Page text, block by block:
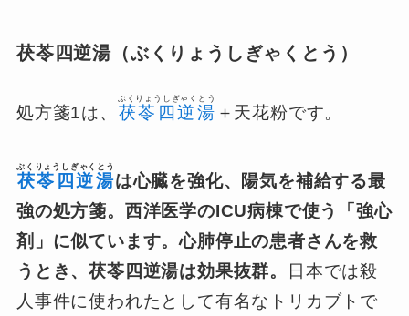
茯苓四逆湯（ぶくりょうしぎゃくとう）
処方箋1は、 茯苓四逆湯
ぶくりょうしぎゃくとう
＋天花粉です。
茯苓四逆湯
ぶくりょうしぎゃくとう
は心臓を強化、陽気を補給する最
強の処方箋。 西洋医学のICU病棟で使う「強心
剤」に似ています。心肺停止の患者さんを救
うとき、茯苓四逆湯は効果抜群。
日本では殺
人事件に使われたとして有名なトリカブトで